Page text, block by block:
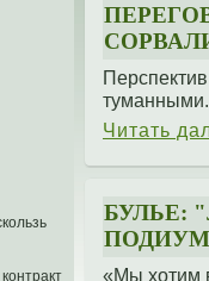
туманными.
Читать
БУЛЬЕ:
«Мы хотим